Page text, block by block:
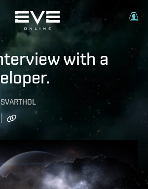
with a
SVARTHOL